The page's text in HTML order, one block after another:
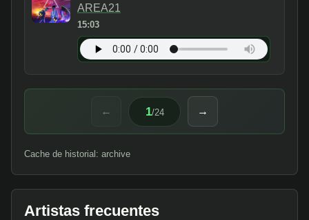
AREA21
15:03
← 1/24 →
Cache de historial: archive
Artistas frecuentes